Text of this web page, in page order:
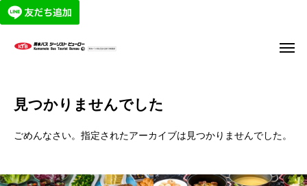
見つかりませんでした
ごめんなさい。指定されたアーカイブは見つかりませんでした。